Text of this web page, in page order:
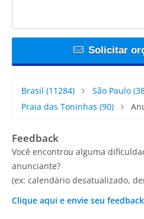
Solicitar
Brasil (11284) São Paulo
Praia das Toninhas (90)
Feedback
Você encontrou alguma
anunciante?
(ex: calendário desatualizado,
Clique aqui e envie seu